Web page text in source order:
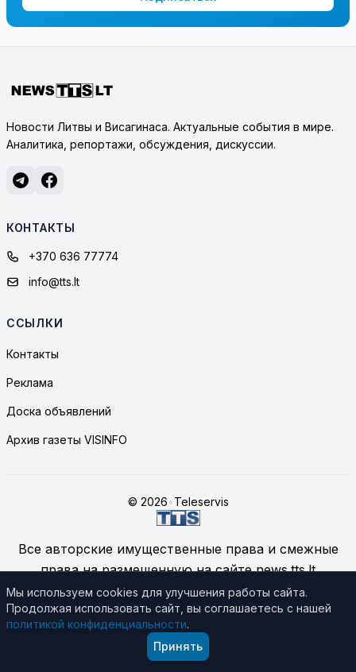
Новости Литвы и Висагинаса. Актуальные события в мире.
Аналитика, репортажи, обсуждения, дискуссии.
КОНТАКТЫ
+370 636 77774
info@tts.lt
ССЫЛКИ
Контакты
Реклама
Доска объявлений
Архив газеты VISINFO
© 2026•Teleservis
Все авторские имущественные права и смежные
права на размещенную на сайте news.tts.lt
информацию принадлежат ЗАО "Telekomunikacinių
technologijų servisas", если не указано иное.
Подробнее об использовании материалов сайта
Мы используем cookies для улучшения работы сайта.
Продолжая использовать сайт, вы соглашаетесь с нашей
политикой конфиденциальности.
Принять